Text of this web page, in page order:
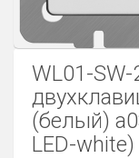
WL01-
(белый)
LED-white)